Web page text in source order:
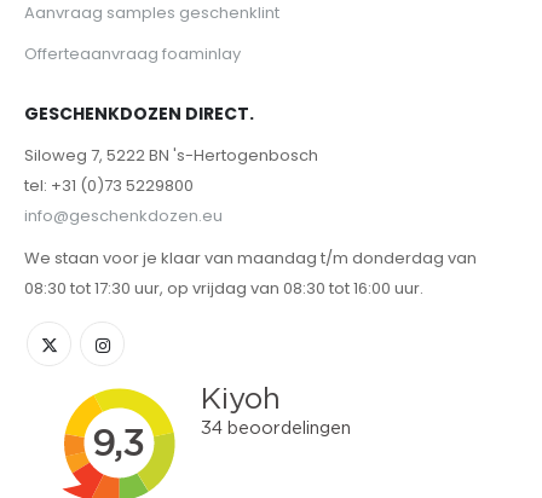
Aanvraag samples geschenklint
Offerteaanvraag foaminlay
GESCHENKDOZEN DIRECT.
Siloweg 7, 5222 BN 's-Hertogenbosch
tel: +31 (0)73 5229800
info@geschenkdozen.eu
We staan voor je klaar van maandag t/m donderdag van
08:30 tot 17:30 uur, op vrijdag van 08:30 tot 16:00 uur.